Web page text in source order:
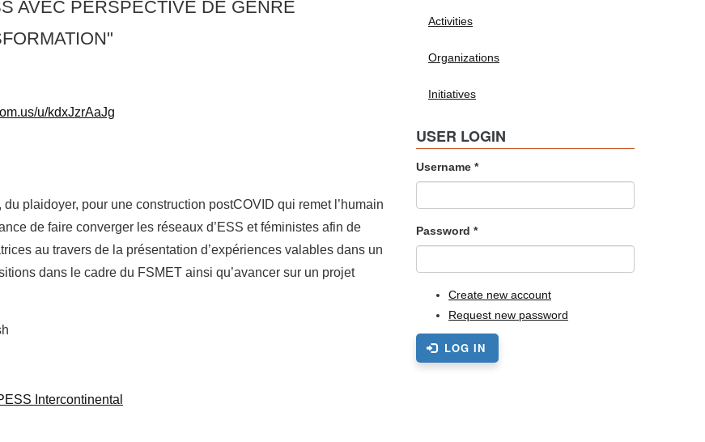
AVEC PERSPECTIVE DE GENRE
u/kdxJzrAaJg
plaidoyer, pour une construction postCOVID qui remet l’humain
de faire converger les réseaux d’ESS et féministes afin de
au travers de la présentation d’expériences valables dans un
dans le cadre du FSMET ainsi qu’avancer sur un projet
Intercontinental
Activities
Organizations
Initiatives
USER LOGIN
Username *
Password *
Create new account
Request new password
LOG IN